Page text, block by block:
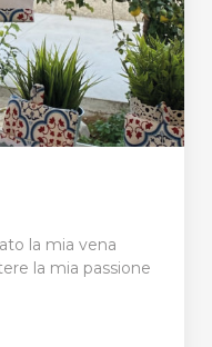
la mia vena
la mia passione